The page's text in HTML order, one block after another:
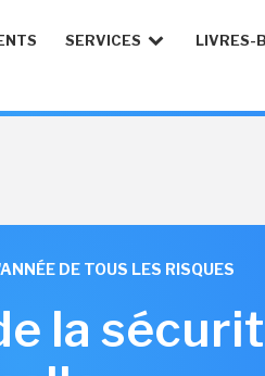
SERVICES LIVRES-
DE TOUS LES RISQUES
la